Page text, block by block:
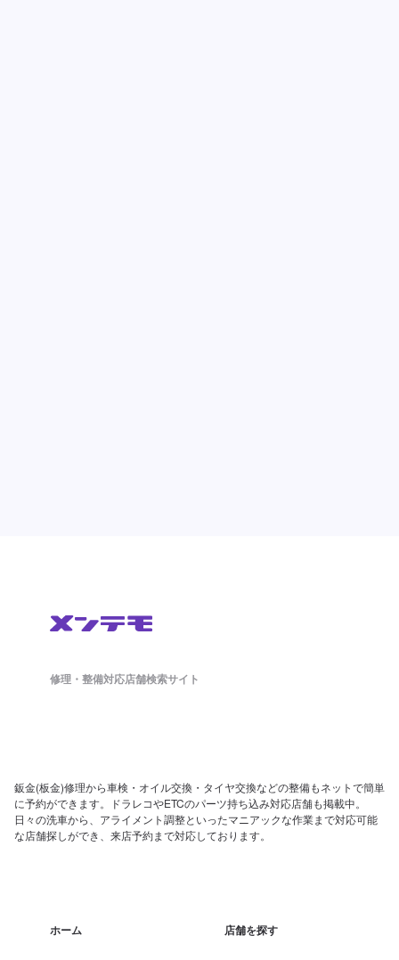
修理・整備対応店舗検索サイト
鈑金(板金)修理から車検・オイル交換・タイヤ交換などの整備もネットで簡単
に予約ができます。ドラレコやETCのパーツ持ち込み対応店舗も掲載中。
日々の洗車から、アライメント調整といったマニアックな作業まで対応可能
な店舗探しができ、来店予約まで対応しております。
ホーム 店舗を探す